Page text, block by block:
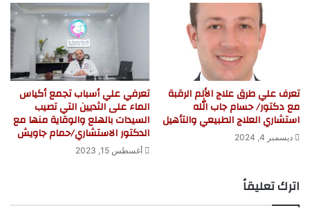
تعرف علي طرق علاج الألم الرقبة
مع دكتور/ حسام جاب الله
استشاري العلاج الطبيعي والتأهيل
ديسمبر 4, 2024
تعرفي علي أسباب تجمع أكياس
الماء على الثديين التي تصيب
السيدات بالهلع والوقاية منها مع
الدكتور الاستشاري/حمام جاويش
أغسطس 15, 2023
اترك تعليقاً